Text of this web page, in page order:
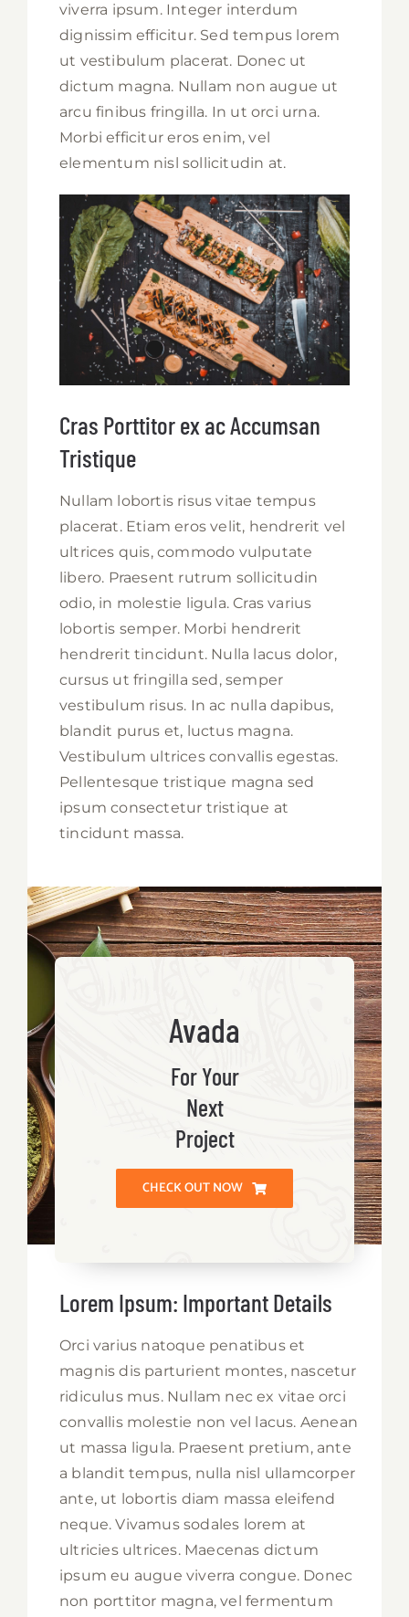
viverra ipsum. Integer interdum
dignissim efficitur. Sed tempus lorem
ut vestibulum placerat. Donec ut
dictum magna. Nullam non augue ut
arcu finibus fringilla. In ut orci urna.
Morbi efficitur eros enim, vel
elementum nisl sollicitudin at.
Cras Porttitor ex ac Accumsan
Tristique
Nullam lobortis risus vitae tempus
placerat. Etiam eros velit, hendrerit vel
ultrices quis, commodo vulputate
libero. Praesent rutrum sollicitudin
odio, in molestie ligula. Cras varius
lobortis semper. Morbi hendrerit
hendrerit tincidunt. Nulla lacus dolor,
cursus ut fringilla sed, semper
vestibulum risus. In ac nulla dapibus,
blandit purus et, luctus magna.
Vestibulum ultrices convallis egestas.
Pellentesque tristique magna sed
ipsum consectetur tristique at
tincidunt massa.
Avada
For Your
Next
Project
CHECK OUT NOW
Lorem Ipsum: Important Details
Orci varius natoque penatibus et
magnis dis parturient montes, nascetur
ridiculus mus. Nullam nec ex vitae orci
convallis molestie non vel lacus. Aenean
ut massa ligula. Praesent pretium, ante
a blandit tempus, nulla nisl ullamcorper
ante, ut lobortis diam massa eleifend
neque. Vivamus sodales lorem at
ultricies ultrices. Maecenas dictum
ipsum eu augue viverra congue. Donec
non porttitor magna, vel fermentum